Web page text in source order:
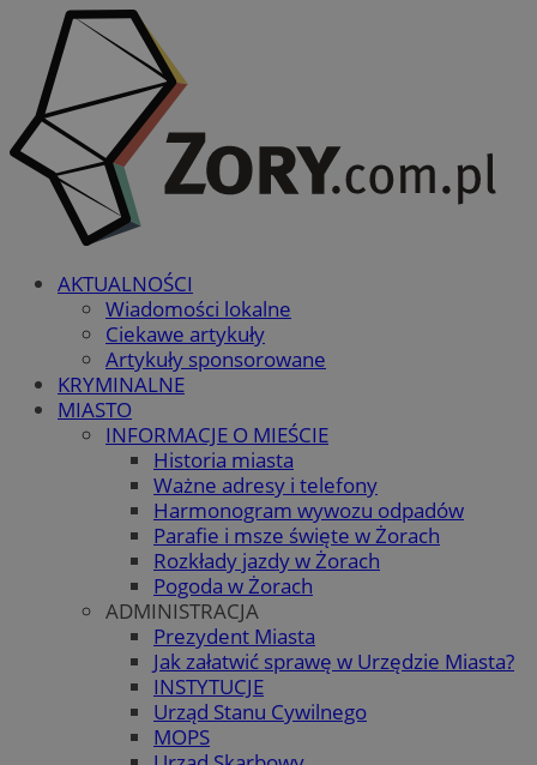
AKTUALNOŚCI
Wiadomości lokalne
Ciekawe artykuły
Artykuły sponsorowane
KRYMINALNE
MIASTO
INFORMACJE O MIEŚCIE
Historia miasta
Ważne adresy i telefony
Harmonogram wywozu odpadów
Parafie i msze święte w Żorach
Rozkłady jazdy w Żorach
Pogoda w Żorach
ADMINISTRACJA
Prezydent Miasta
Jak załatwić sprawę w Urzędzie Miasta?
INSTYTUCJE
Urząd Stanu Cywilnego
MOPS